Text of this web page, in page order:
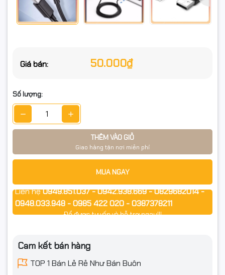
Giá bán: 50.000₫
Số lượng:
THÊM VÀO GIỎ
Giao hàng tận nơi miễn phí
MUA NGAY
Liên hệ0949.851.037 - 0942.938.669 - 0829682014 -
0948.033.948 - 0985 422 020 - 0387378211
Để được tư vấn và hỗ trợ ngay!!!
Cam kết bán hàng
TOP 1 Bán Lẻ Rẻ Như Bán Buôn